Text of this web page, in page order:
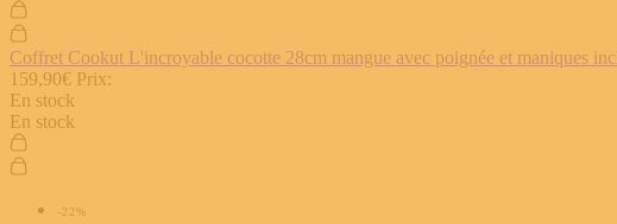
Coffret Cookut L'incroyable cocotte 28cm mangue avec poignée et maniques
159,90€ Prix:
En stock
En stock
-22%